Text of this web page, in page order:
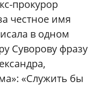
прокурор
честное имя
в одном
Суворову фразу
«Служить бы